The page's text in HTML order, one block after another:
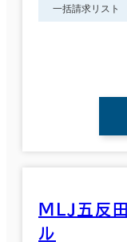
一括請求リスト
ＭＬＪ五反
ル